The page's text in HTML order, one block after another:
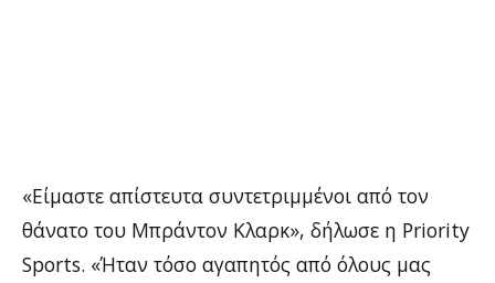
«Είμαστε απίστευτα συντετριμμένοι από τον
θάνατο του Μπράντον Κλαρκ», δήλωσε η Priority
Sports. «Ήταν τόσο αγαπητός από όλους μας